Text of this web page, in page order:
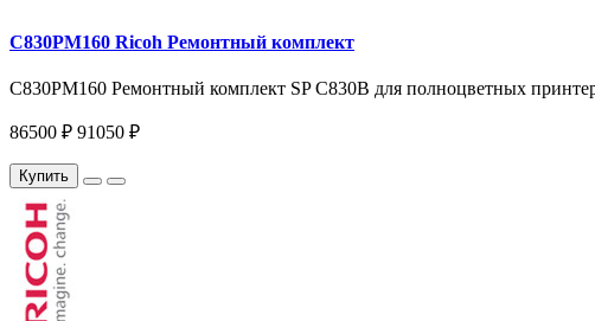
C830PM160 Ricoh Ремонтный комплект
C830PM160 Ремонтный комплект SP C830B для полноцветных
86500 ₽ 91050 ₽
Купить